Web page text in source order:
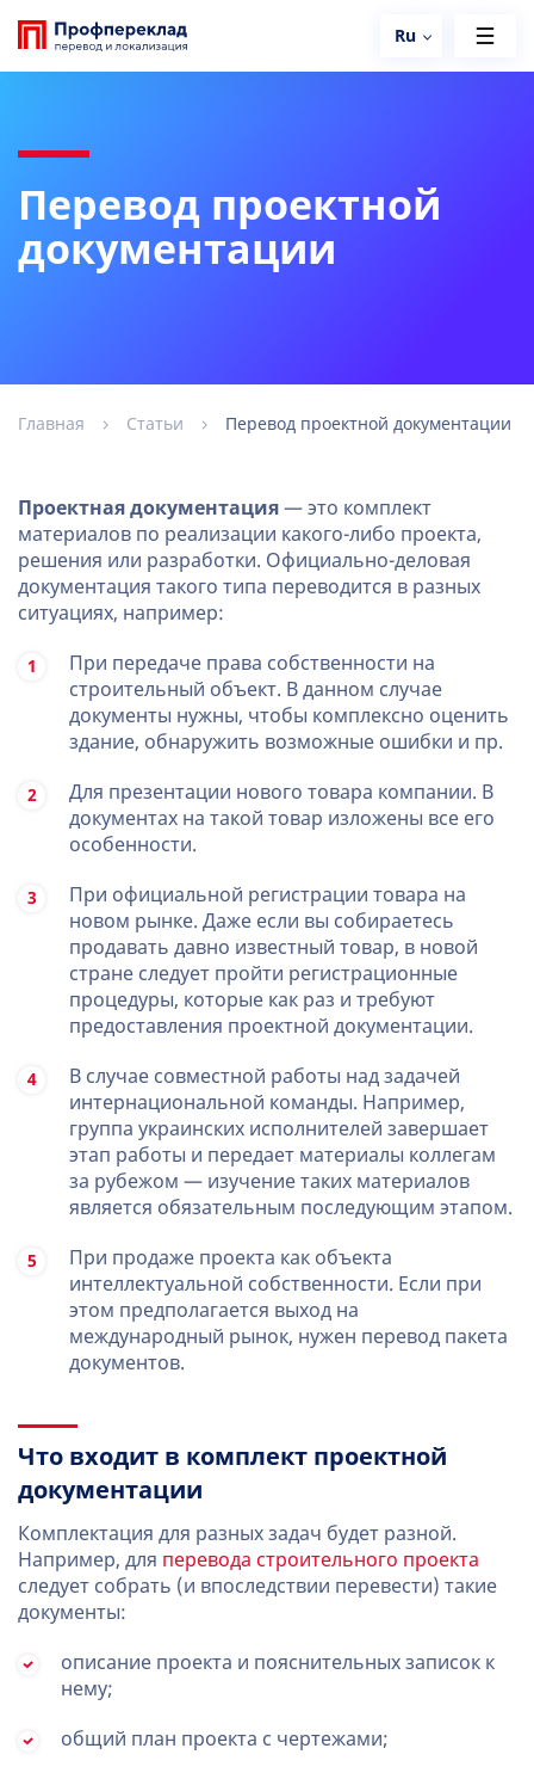
Ru
Перевод проектной
документации
Главная Статьи Перевод проектной документации
Проектная документация — это комплект
материалов по реализации какого-либо проекта,
решения или разработки. Официально-деловая
документация такого типа переводится в разных
ситуациях, например:
При передаче права собственности на
строительный объект. В данном случае
документы нужны, чтобы комплексно оценить
здание, обнаружить возможные ошибки и пр.
Для презентации нового товара компании. В
документах на такой товар изложены все его
особенности.
При официальной регистрации товара на
новом рынке. Даже если вы собираетесь
продавать давно известный товар, в новой
стране следует пройти регистрационные
процедуры, которые как раз и требуют
предоставления проектной документации.
В случае совместной работы над задачей
интернациональной команды. Например,
группа украинских исполнителей завершает
этап работы и передает материалы коллегам
за рубежом — изучение таких материалов
является обязательным последующим этапом.
При продаже проекта как объекта
интеллектуальной собственности. Если при
этом предполагается выход на
международный рынок, нужен перевод пакета
документов.
Что входит в комплект проектной
документации
Комплектация для разных задач будет разной.
Например, для перевода строительного проекта
следует собрать (и впоследствии перевести) такие
документы:
описание проекта и пояснительных записок к
нему;
общий план проекта с чертежами;